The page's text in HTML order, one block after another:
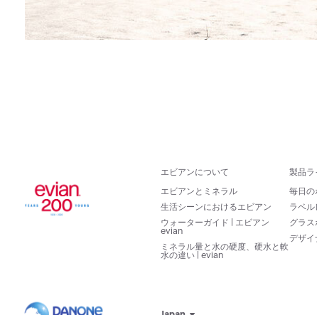
エビアンについて
エビアンとミネラル
生活シーンにおけるエビアン
ウォーターガイド | エビアン
evian
ミネラル量と水の硬度、硬水と軟
水の違い | evian
製品ラ
毎日の
ラベル
グラ
デザイ